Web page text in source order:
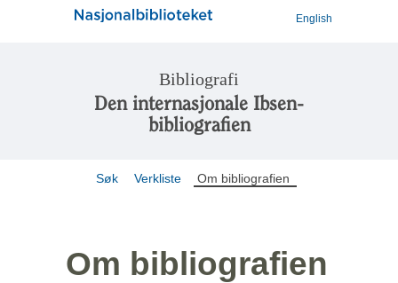
English
Bibliografi
Den internasjonale Ibsen-
bibliografien
Søk Verkliste Om bibliografien
Om bibliografien